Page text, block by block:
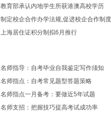
教育部承认内地学生所获港澳高校学历
制定校企合作办学法规,促进校企合作制
上海居住证积分制拟6月推行
名师指导：自考毕业自我鉴定写作须知
名师指点：自考常见题型答题策略
名师指点一月备考：要做近5年试题
名师支招：把握技巧提高考试成功率